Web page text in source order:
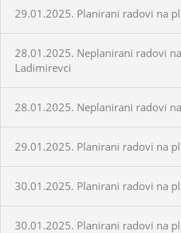
29.01.2025. Planirani radovi na
28.01.2025. Neplanirani radovi
Ladimirevci
28.01.2025. Neplanirani radovi
29.01.2025. Planirani radovi na
30.01.2025. Planirani radovi na
30.01.2025. Planirani radovi na